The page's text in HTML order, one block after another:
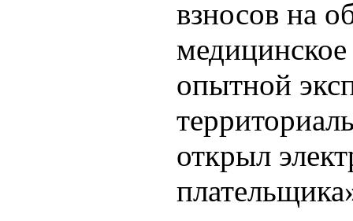
взносов на
опытной
открыл